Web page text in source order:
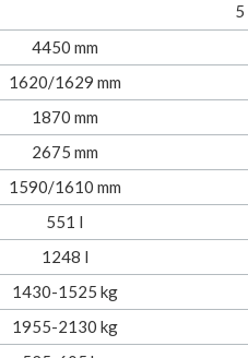
5
4450 mm
1620/1629 mm
1870 mm
2675 mm
1590/1610 mm
551 l
1248 l
1430-1525 kg
1955-2130 kg